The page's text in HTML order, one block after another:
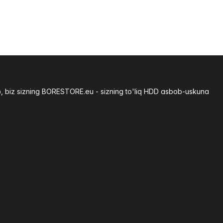
sizning BORESTORE.eu - sizning to'liq HDD asbob-uskuna